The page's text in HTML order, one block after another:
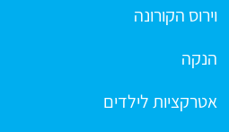
וירוס הקורונה
הנקה
אטרקציות לילדים